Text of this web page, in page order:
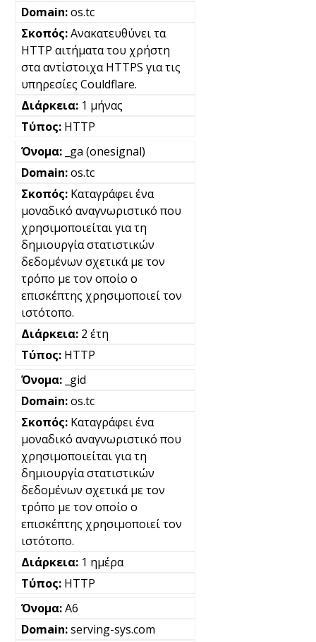
os.tc
Ανακατευθύνει τα
HTTP αιτήματα του χρήστη
στα αντίστοιχα HTTPS για τις
υπηρεσίες Couldflare.
1 μήνας
HTTP
_ga (onesignal)
os.tc
Καταγράφει ένα
μοναδικό αναγνωριστικό που
χρησιμοποιείται για τη
δημιουργία στατιστικών
δεδομένων σχετικά με τον
τρόπο με τον οποίο ο
επισκέπτης χρησιμοποιεί τον
ιστότοπο.
2 έτη
HTTP
_gid
os.tc
Καταγράφει ένα
μοναδικό αναγνωριστικό που
χρησιμοποιείται για τη
δημιουργία στατιστικών
δεδομένων σχετικά με τον
τρόπο με τον οποίο ο
επισκέπτης χρησιμοποιεί τον
ιστότοπο.
1 ημέρα
HTTP
A6
serving-sys.com